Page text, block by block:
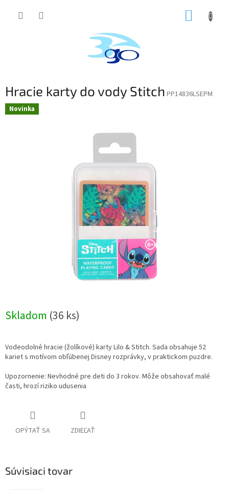
Hracie karty do vody Stitch PP14836LSEPM
Novinka
Skladom (36 ks)
Vodeodolné hracie (žolíkové) karty Lilo & Stitch. Sada obsahuje 52
kariet s motívom obľúbenej Disney rozprávky, v praktickom puzdre.
Upozornenie: Nevhodné pre deti do 3 rokov. Môže obsahovať malé
časti, hrozí riziko udusenia
OPÝTAŤ SA ZDIEĽAŤ
Súvisiaci tovar